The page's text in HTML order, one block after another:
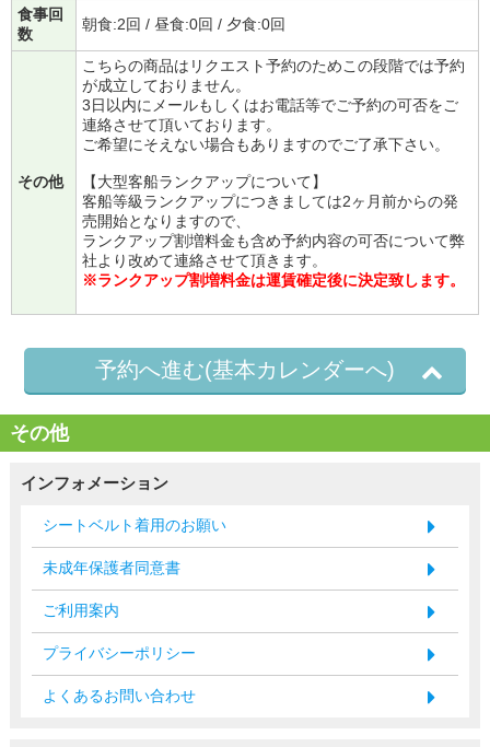
食事回
数
朝食:2回 / 昼食:0回 / 夕食:0回
その他
こちらの商品はリクエスト予約のためこの段階では予約
が成立しておりません。
3日以内にメールもしくはお電話等でご予約の可否をご
連絡させて頂いております。
ご希望にそえない場合もありますのでご了承下さい。
【大型客船ランクアップについて】
客船等級ランクアップにつきましては2ヶ月前からの発
売開始となりますので、
ランクアップ割増料金も含め予約内容の可否について弊
社より改めて連絡させて頂きます。
※ランクアップ割増料金は運賃確定後に決定致します。
予約へ進む(基本カレンダーへ)
その他
インフォメーション
シートベルト着用のお願い
未成年保護者同意書
ご利用案内
プライバシーポリシー
よくあるお問い合わせ